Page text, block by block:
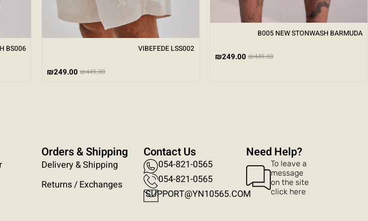
B005 NEW STONWASH BARMUDA
₪449.00
₪249.00
VIBEFEDE LSS002
₪449.00
₪249.00
BS006
?Need Help
To leave a
message
on the site
click here
Contact Us
054-821-0565
054-821-0565​
SUPPORT@YN10565.COM
Orders & Shipping
Delivery & Shipping
Returns / Exchanges